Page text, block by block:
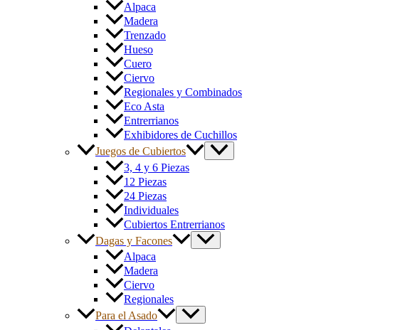
Alpaca
Madera
Trenzado
Hueso
Cuero
Ciervo
Regionales y Combinados
Eco Asta
Entrerrianos
Exhibidores de Cuchillos
Juegos de Cubiertos
3, 4 y 6 Piezas
12 Piezas
24 Piezas
Individuales
Cubiertos Entrerrianos
Dagas y Facones
Alpaca
Madera
Ciervo
Regionales
Para el Asado